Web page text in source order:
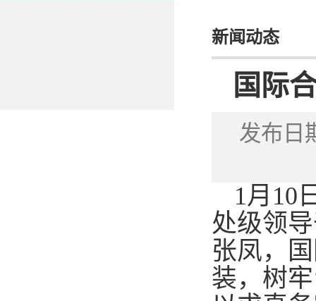
新闻动态
国际
发布
1月 10
处级领
张凤，
装，树牢